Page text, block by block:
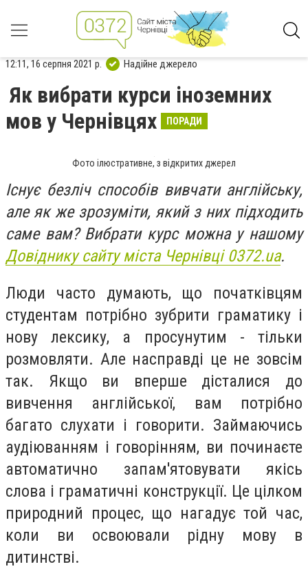
12:11, 16 серпня 2021 р. Надійне джерело
Як вибрати курси іноземних
мов у Чернівцях
ПОРАДИ
Фото ілюстративне, з відкритих джерел
Існує безліч способів вивчати англійську,
але як же зрозуміти, який з них підходить
саме вам? Вибрати курс можна у нашому
Довіднику сайту міста Чернівці 0372.ua.
Люди часто думають, що початківцям
студентам потрібно зубрити граматику і
нову лексику, а просунутим - тільки
розмовляти. Але насправді це не зовсім
так. Якщо ви вперше дісталися до
вивчення англійської, вам потрібно
багато слухати і говорити. Займаючись
аудіюванням і говорінням, ви починаєте
автоматично запам'ятовувати якісь
слова і граматичні конструкції. Це цілком
природний процес, що нагадує той час,
коли ви освоювали рідну мову в
дитинстві.